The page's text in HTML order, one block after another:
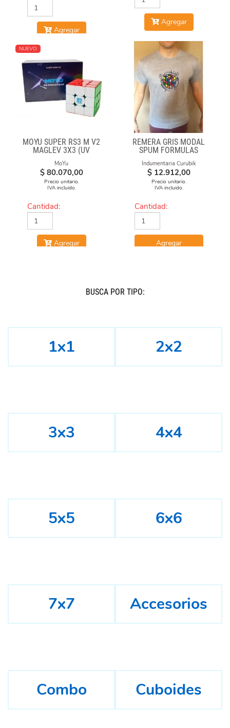
Agregar
Agregar
NUEVO
MOYU SUPER RS3 M V2
MAGLEV 3X3 (UV
COATED)
MoYu
$ 80.070,00
Precio unitario.
IVA incluido.
Cantidad:
Agregar
REMERA GRIS MODAL
SPUM FORMULAS
Indumentaria Curubik
$ 12.912,00
Precio unitario.
IVA incluido.
Cantidad:
Agregar
BUSCÁ POR TIPO:
1x1 2x2
3x3 4x4
5x5 6x6
7x7 Accesorios
Combo Cuboides